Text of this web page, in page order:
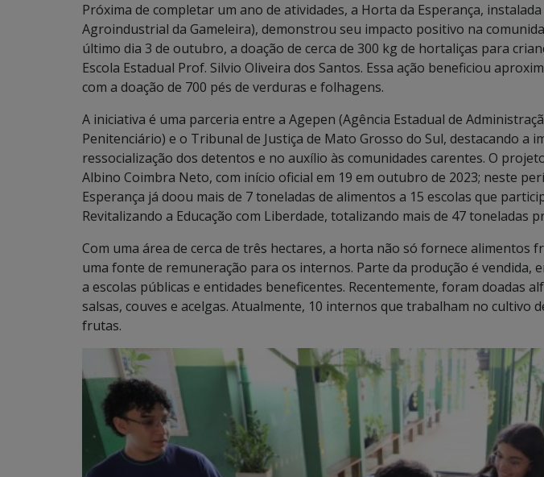
Próxima de completar um ano de atividades, a Horta da Esperança,
Agroindustrial da Gameleira), demonstrou seu impacto positivo na
último dia 3 de outubro, a doação de cerca de 300 kg de hortaliças para
Escola Estadual Prof. Silvio Oliveira dos Santos. Essa ação beneficiou
com a doação de 700 pés de verduras e folhagens.
A iniciativa é uma parceria entre a Agepen (Agência Estadual de
Penitenciário) e o Tribunal de Justiça de Mato Grosso do Sul, destacando a
ressocialização dos detentos e no auxílio às comunidades carentes. O
Albino Coimbra Neto, com início oficial em 19 em outubro de 2023; neste
Esperança já doou mais de 7 toneladas de alimentos a 15 escolas que
Revitalizando a Educação com Liberdade, totalizando mais de 47 toneladas
Com uma área de cerca de três hectares, a horta não só fornece alimentos
uma fonte de remuneração para os internos. Parte da produção é vendida,
a escolas públicas e entidades beneficentes. Recentemente, foram doadas
salsas, couves e acelgas. Atualmente, 10 internos que trabalham no cultivo
frutas.